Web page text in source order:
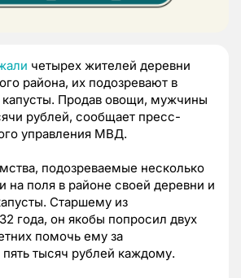
четырех жителей деревни
района, их подозревают в
капусты. Продав овощи, мужчины
рублей, сообщает пресс-
управления МВД.
подозреваемые несколько
на поля в районе своей деревни и
Старшему из
года, он якобы попросил двух
помочь ему за
тысяч рублей каждому.